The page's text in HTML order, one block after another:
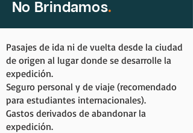
No Brindamos.
Pasajes de ida ni de vuelta desde la ciudad
de origen al lugar donde se desarrolle la
expedición.
Seguro personal y de viaje (recomendado
para estudiantes internacionales).
Gastos derivados de abandonar la
expedición.